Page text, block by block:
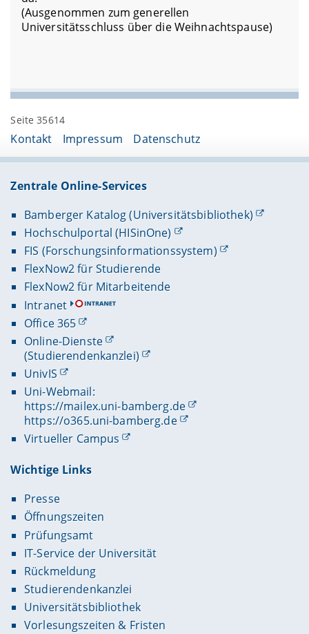
(Ausgenommen zum generellen
Universitätsschluss über die Weihnachtspause)
Seite 35614
Kontakt Impressum Datenschutz
Zentrale Online-Services
Bamberger Katalog (Universitätsbibliothek)
Hochschulportal (HISinOne)
FIS (Forschungsinformationssystem)
FlexNow2 für Studierende
FlexNow2 für Mitarbeitende
Intranet
Office 365
Online-Dienste
(Studierendenkanzlei)
UnivIS
Uni-Webmail:
https://mailex.uni-bamberg.de
https://o365.uni-bamberg.de
Virtueller Campus
Wichtige Links
Presse
Öffnungszeiten
Prüfungsamt
IT-Service der Universität
Rückmeldung
Studierendenkanzlei
Universitätsbibliothek
Vorlesungszeiten & Fristen